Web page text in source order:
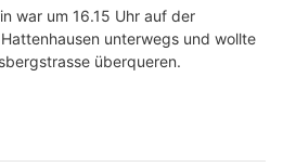
war um 16.15 Uhr auf der
unterwegs und wollte
überqueren.